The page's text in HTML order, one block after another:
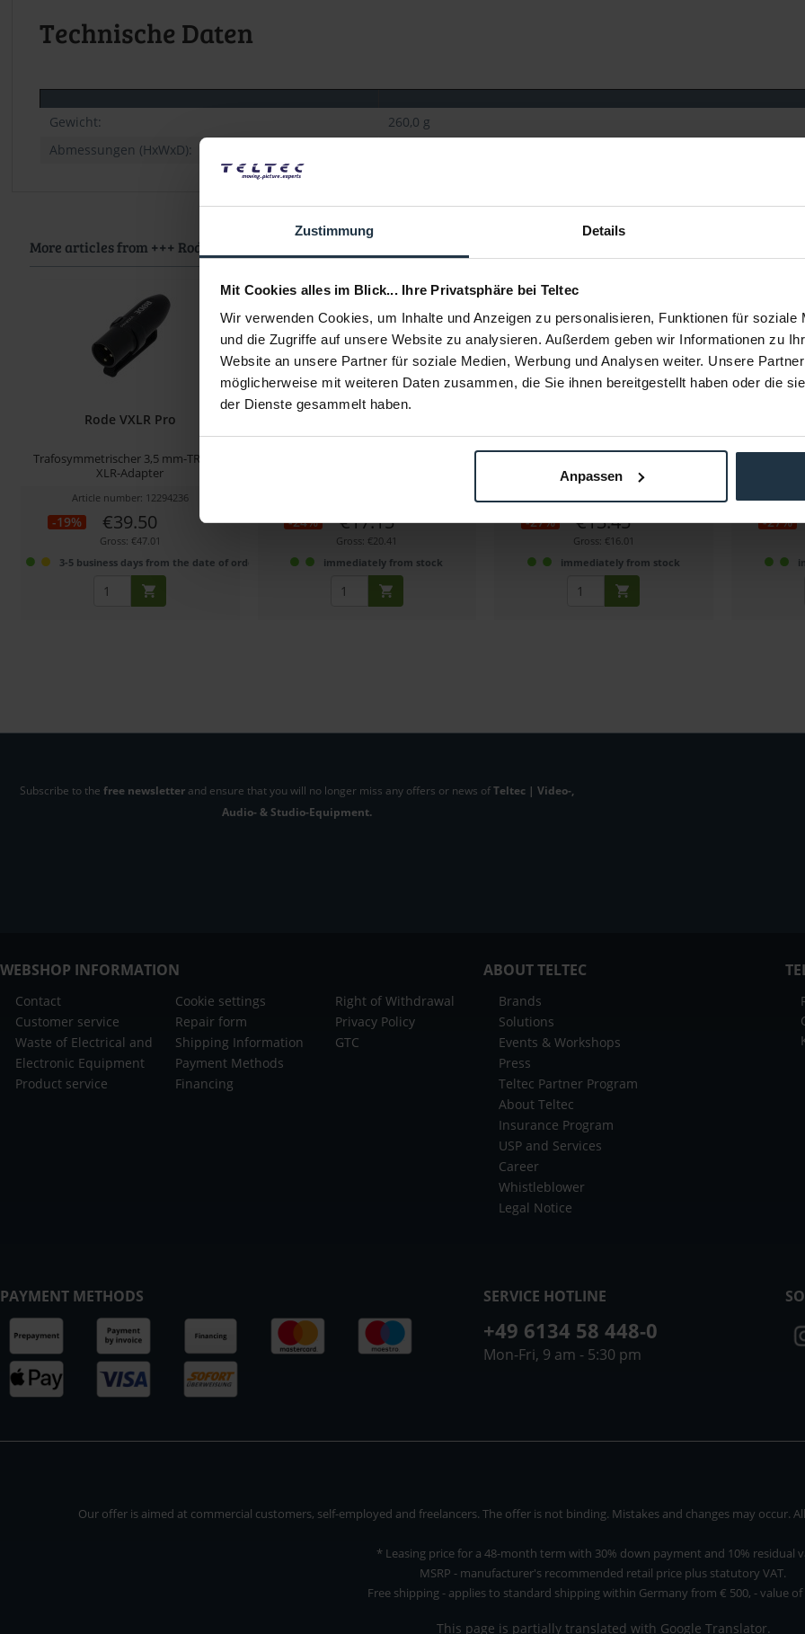
Zustimmung Details
Mit Cookies alles im Blick... Ihre Privatsphäre bei Teltec
Wir verwenden Cookies, um Inhalte und Anzeigen zu personalisieren, Funktionen für soziale
und die Zugriffe auf unsere Website zu analysieren. Außerdem geben wir Informationen zu
Website an unsere Partner für soziale Medien, Werbung und Analysen weiter. Unsere
möglicherweise mit weiteren Daten zusammen, die Sie ihnen bereitgestellt haben oder die
der Dienste gesammelt haben.
Anpassen
Technische Daten
Gewicht:
260,0 g
Abmessungen (HxWxD):
More articles from +++ Rode +++ look at
Rode VXLR Pro
Trafosymmetrischer 3,5 mm-TRS auf
XLR-Adapter
Article number: 12294236
-19% €39.50
Gross: €47.01
3-5 business days from the date of order
-24% €17.15
Gross: €20.41
immediately from stock
Kopfhörer
-27% €13.45
Gross: €16.01
immediately from stock
-27%
Subscribe to the free newsletterand ensure that you will no longer miss any offers or news ofTeltec | Video-,
Audio- & Studio-Equipment.
WEBSHOP INFORMATION
Contact
Customer service
Waste of Electrical and
Electronic Equipment
Product service
Cookie settings
Repair form
Shipping Information
Payment Methods
Financing
Right of Withdrawal
Privacy Policy
GTC
ABOUT TELTEC
Brands
Solutions
Events & Workshops
Press
Teltec Partner Program
About Teltec
Insurance Program
USP and Services
Career
Whistleblower
Legal Notice
PAYMENT METHODS SERVICE HOTLINE
+49 6134 58 448-0
Mon-Fri, 9 am - 5:30 pm
Our offer is aimed at commercial customers, self-employed and freelancers. The offer is not binding. Mistakes and changes may occur.
* Leasing price for a 48-month term with 30% down payment and 10% residual
MSRP - manufacturer's recommended retail price plus statutory VAT.
Free shipping - applies to standard shipping within Germany from € 500, - value of
This page is partially translated with Google Translator.